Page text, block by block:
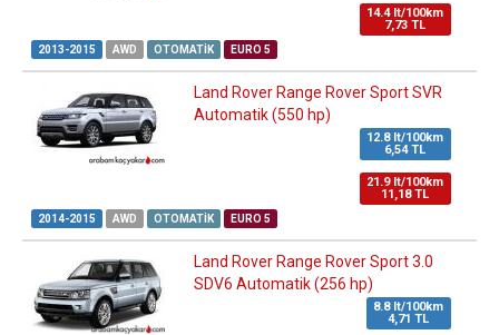
14.4 lt/100km
7,73 TL
2013-2015 AWD OTOMATIK EURO 5
Land Rover Range Rover Sport SVR
Automatik (550 hp)
12.8 lt/100km
6,54 TL
21.9 lt/100km
11,18 TL
2014-2015 AWD OTOMATIK EURO 5
Land Rover Range Rover Sport 3.0
SDV6 Automatik (256 hp)
8.8 lt/100km
4,71 TL